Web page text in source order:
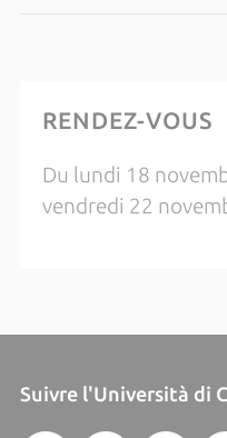
RENDEZ-VOUS
Du lundi 18
vendredi 22
Suivre l'Università di